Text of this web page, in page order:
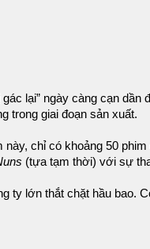
lại” ngày càng cạn
trong giai đoạn sản xuất.
này, chỉ có khoảng 50
(tựa tạm thời) với sự
ty lớn thắt chặt hầu bao.